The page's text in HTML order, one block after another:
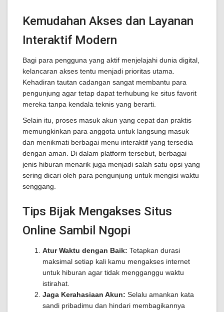
Kemudahan Akses dan Layanan
Interaktif Modern
Bagi para pengguna yang aktif menjelajahi dunia digital,
kelancaran akses tentu menjadi prioritas utama.
Kehadiran tautan cadangan sangat membantu para
pengunjung agar tetap dapat terhubung ke situs favorit
mereka tanpa kendala teknis yang berarti.
Selain itu, proses masuk akun yang cepat dan praktis
memungkinkan para anggota untuk langsung masuk
dan menikmati berbagai menu interaktif yang tersedia
dengan aman. Di dalam platform tersebut, berbagai
jenis hiburan menarik juga menjadi salah satu opsi yang
sering dicari oleh para pengunjung untuk mengisi waktu
senggang.
Tips Bijak Mengakses Situs
Online Sambil Ngopi
Atur Waktu dengan Baik: Tetapkan durasi
maksimal setiap kali kamu mengakses internet
untuk hiburan agar tidak mengganggu waktu
istirahat.
Jaga Kerahasiaan Akun: Selalu amankan kata
sandi pribadimu dan hindari membagikannya